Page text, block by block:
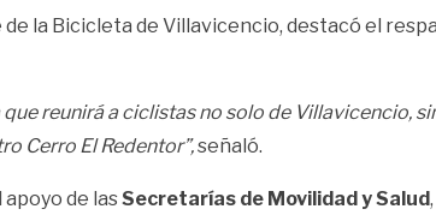
la Bicicleta de Villavicencio, destacó el
reunirá a ciclistas no solo de Villavicencio,
Cerro El Redentor”,señaló.
de lasSecretarías de Movilidad y Salud